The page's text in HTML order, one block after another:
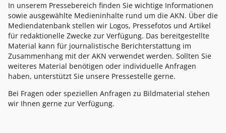
In unserem Pressebereich finden Sie wichtige Informationen
sowie ausgewählte Medieninhalte rund um die AKN. Über die
Mediendatenbank stellen wir Logos, Pressefotos und Artikel
für redaktionelle Zwecke zur Verfügung. Das bereitgestellte
Material kann für journalistische Berichterstattung im
Zusammenhang mit der AKN verwendet werden. Sollten Sie
weiteres Material benötigen oder individuelle Anfragen
haben, unterstützt Sie unsere Pressestelle gerne.
Bei Fragen oder speziellen Anfragen zu Bildmaterial stehen
wir Ihnen gerne zur Verfügung.